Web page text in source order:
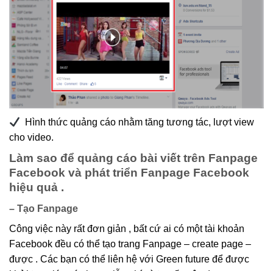
Hình thức quảng cáo nhằm tăng tương tác, lượt view
cho video.
Làm sao để quảng cáo bài viết trên Fanpage
Facebook và phát triển Fanpage Facebook
hiệu quả .
– Tạo Fanpage
Công việc này rất đơn giản , bất cứ ai có một tài khoản
Facebook đều có thể tạo trang Fanpage – create page –
được . Các bạn có thể liên hệ với Green future để được